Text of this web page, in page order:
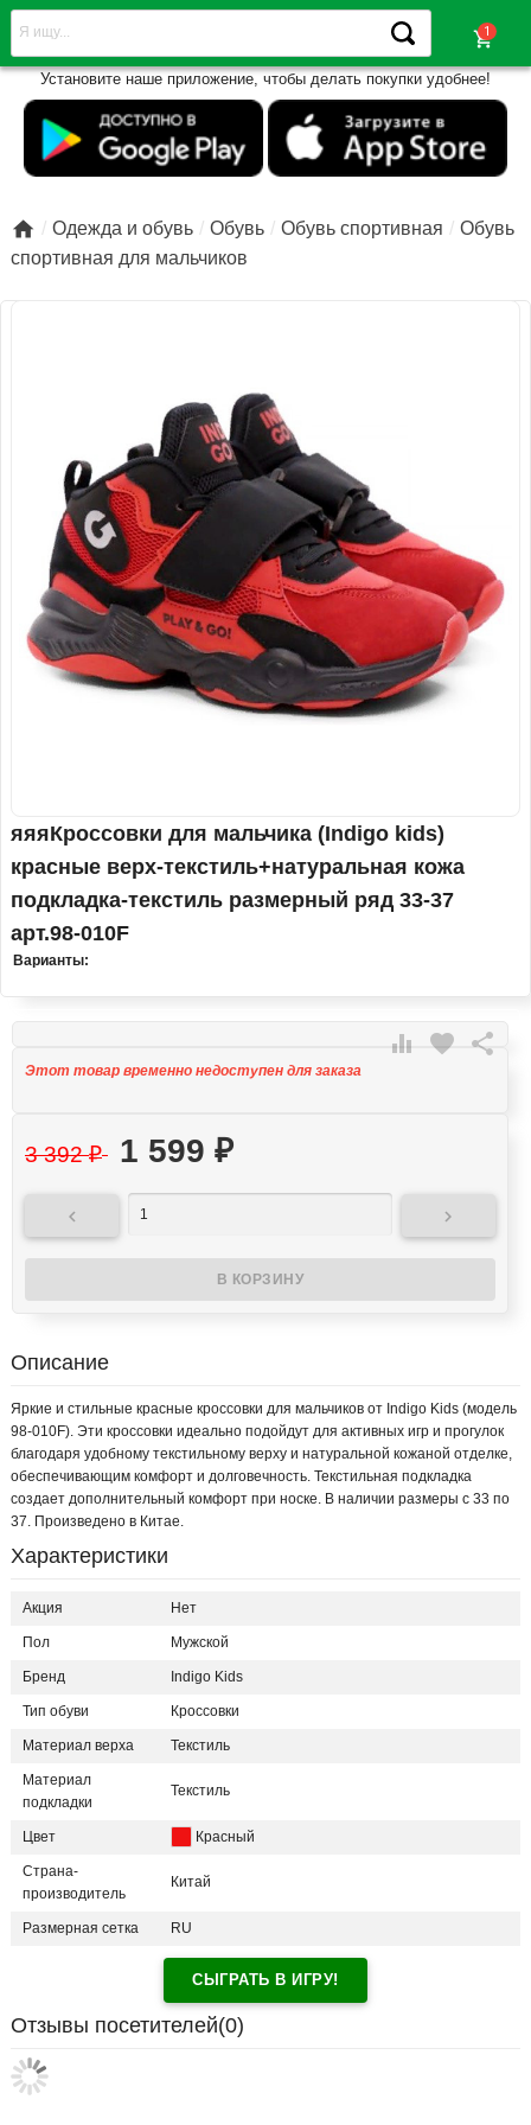
shopping_cart
Установите наше приложение, чтобы делать покупки удобнее!
 Одежда и обувь Обувь Обувь спортивная
Обувь
спортивная для мальчиков
яяяКроссовки для мальчика (Indigo kids)
красные верх-текстиль+натуральная кожа
подкладка-текстиль размерный ряд 33-37
арт.98-010F
Варианты:
 favorite 
Этот товар временно недоступен для заказа
3 392₽ 1 599 ₽
 
Описание
Яркие и стильные красные кроссовки для мальчиков от Indigo Kids (модель
98-010F). Эти кроссовки идеально подойдут для активных игр и прогулок
благодаря удобному текстильному верху и натуральной кожаной отделке,
обеспечивающим комфорт и долговечность. Текстильная подкладка
создает дополнительный комфорт при носке. В наличии размеры с 33 по
37. Произведено в Китае.
Характеристики
Акция Нет
Пол Мужской
Бренд Indigo Kids
Тип обуви Кроссовки
Материал верха Текстиль
Материал
подкладки
Текстиль
Цвет Красный
Страна-
производитель
Китай
Размерная сетка RU
СЫГРАТЬ В ИГРУ!
Отзывы посетителей(0)